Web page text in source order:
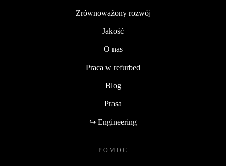
Zrównoważony rozwój
Jakość
O nas
Praca w refurbed
Blog
Prasa
↪ Engineering
POMOC